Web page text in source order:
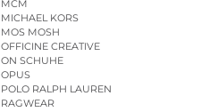
MCM
MICHAEL KORS
MOS MOSH
OFFICINE CREATIVE
ON SCHUHE
OPUS
POLO RALPH LAUREN
RAGWEAR